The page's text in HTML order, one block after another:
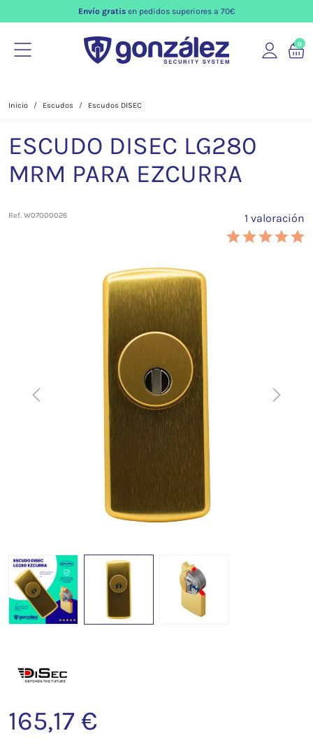
Envío gratis en pedidos superiores a 70€
0
Inicio Escudos Escudos DISEC
ESCUDO DISEC LG280
MRM PARA EZCURRA
Ref. W07000026 1 valoración
Previous Next
165,17 €